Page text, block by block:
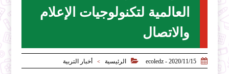
العالمية لتكنولوجيات الإعلام
والاتصال

2020/11/15 - ecoledz
 الرئيسية > أخبار التربية